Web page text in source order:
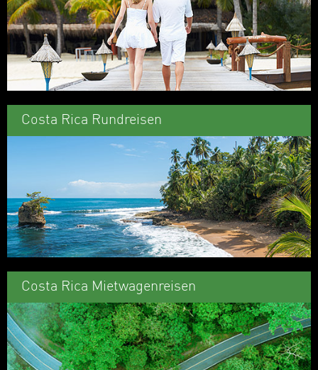
Costa Rica Rundreisen
Costa Rica Mietwagenreisen